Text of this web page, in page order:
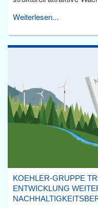
Weiterlesen...
KOEHLER-GRUPPE
ENTWICKLUNG